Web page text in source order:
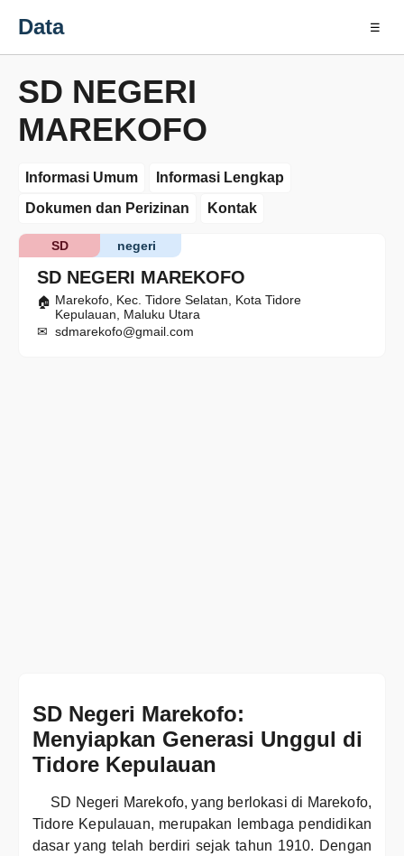
Data ☰
SD NEGERI
MAREKOFO
Informasi Umum
Informasi Lengkap
Dokumen dan Perizinan
Kontak
SD NEGERI MAREKOFO
negeri
SD
Marekofo, Kec. Tidore Selatan, Kota Tidore
Kepulauan, Maluku Utara
sdmarekofo@gmail.com
SD Negeri Marekofo:
Menyiapkan Generasi Unggul di
Tidore Kepulauan
SD Negeri Marekofo, yang berlokasi di Marekofo,
Tidore Kepulauan, merupakan lembaga pendidikan
dasar yang telah berdiri sejak tahun 1910. Dengan